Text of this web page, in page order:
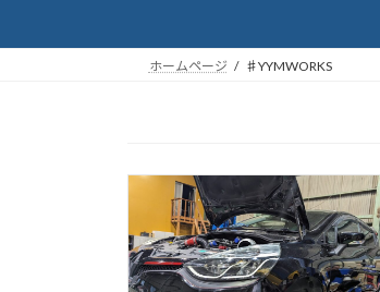
ホームページ ♯YYMWORKS